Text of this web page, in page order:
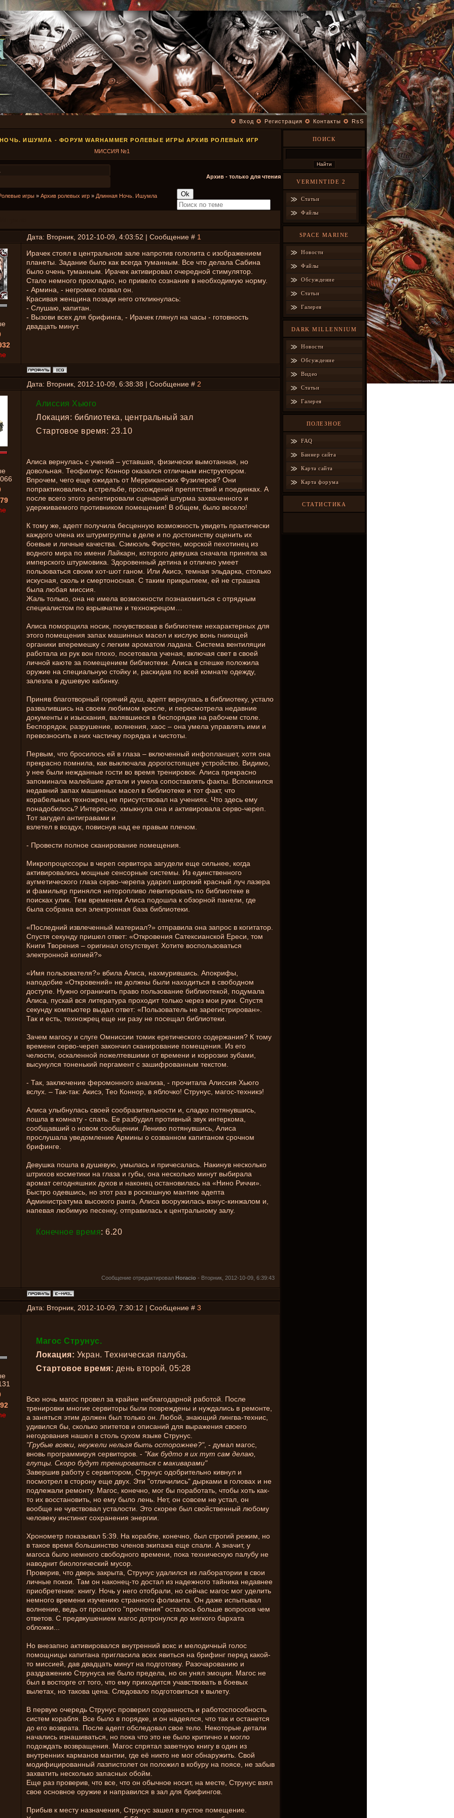
✪ Вход ✪ Регистрация ✪ Контакты ✪ RsS
ИШУМЛА - ФОРУМ WARHAMMER РОЛЕВЫЕ ИГРЫ АРХИВ РОЛЕВЫХ ИГР
МИССИЯ №1
Архив - только для чтения
игры » Архив ролевых игр » Длинная Ночь. Ишумла
Дата: Вторник, 2012-10-09, 4:03:52 | Сообщение # 1
Ирачек стоял в центральном зале напротив гололита с изображением
планеты. Задание было как всегда туманным. Все что делала Сабина
было очень туманным. Ирачек активировал очередной стимулятор.
Стало немного прохладно, но привело сознание в необходимую норму.
- Армина, - негромко позвал он.
Красивая женщина позади него откликнулась:
- Слушаю, капитан.
- Вызови всех для брифинга, - Ирачек глянул на часы - готовность
двадцать минут.
Дата: Вторник, 2012-10-09, 6:38:38 | Сообщение # 2
Алиссия Хьюго
Локация: библиотека, центральный зал
Стартовое время: 23.10
Алиса вернулась с учений – уставшая, физически вымотанная, но
довольная. Теофилиус Коннор оказался отличным инструктором.
Впрочем, чего еще ожидать от Мерриканских Фузилеров? Они
попрактиковались в стрельбе, прохождений препятствий и поединках. А
после всего этого репетировали сценарий штурма захваченного и
удерживаемого противником помещения! В общем, было весело!
К тому же, адепт получила бесценную возможность увидеть практически
каждого члена их штурмгруппы в деле и по достоинству оценить их
боевые и личные качества. Сэмюэль Фирстен, морской пехотинец из
водного мира по имени Лайкарн, которого девушка сначала приняла за
имперского штурмовика. Здоровенный детина и отлично умеет
пользоваться своим хот-шот ганом. Или Акисэ, темная эльдарка, столько
искусная, сколь и смертоносная. С таким прикрытием, ей не страшна
была любая миссия.
Жаль только, она не имела возможности познакомиться с отрядным
специалистом по взрывчатке и техножрецом…
Алиса поморщила носик, почувствовав в библиотеке нехарактерных для
этого помещения запах машинных масел и кислую вонь гниющей
органики вперемешку с легким ароматом ладана. Система вентиляции
работала из рук вон плохо, посетовала ученая, включая свет в своей
личной каюте за помещением библиотеки. Алиса в спешке положила
оружие на специальную стойку и, раскидав по всей комнате одежду,
залезла в душевую кабинку.
Приняв благотворный горячий душ, адепт вернулась в библиотеку, устало
развалившись на своем любимом кресле, и пересмотрела недавние
документы и изыскания, валявшиеся в беспорядке на рабочем столе.
Беспорядок, разрушение, волнения, хаос – она умела управлять ими и
превозносить в них частичку порядка и чистоты.
Первым, что бросилось ей в глаза – включенный инфопланшет, хотя она
прекрасно помнила, как выключала дорогостоящее устройство. Видимо,
у нее были нежданные гости во время тренировок. Алиса прекрасно
запоминала малейшие детали и умела сопоставлять факты. Вспомнился
недавний запах машинных масел в библиотеке и тот факт, что
корабельных техножрец не присутствовал на учениях. Что здесь ему
понадобилось? Интересно, хмыкнула она и активировала серво-череп.
Тот загудел антигравами и
взлетел в воздух, повиснув над ее правым плечом.
- Провести полное сканирование помещения.
Микропроцессоры в череп сервитора загудели еще сильнее, когда
активировались мощные сенсорные системы. Из единственного
аугметического глаза серво-черепа ударил широкий красный луч лазера
и фамильяр принялся неторопливо левитировать по библиотеке в
поисках улик. Тем временем Алиса подошла к обзорной панели, где
была собрана вся электронная база библиотеки.
«Последний извлеченный материал?» отправила она запрос в когитатор.
Спустя секунду пришел ответ: «Откровения Сатексианской Ереси, том
Книги Творения – оригинал отсутствует. Хотите воспользоваться
электронной копией?»
«Имя пользователя?» вбила Алиса, нахмурившись. Апокрифы,
наподобие «Откровений» не должны были находиться в свободном
доступе. Нужно ограничить право пользование библиотекой, подумала
Алиса, пускай вся литература проходит только через мои руки. Спустя
секунду компьютер выдал ответ: «Пользователь не зарегистрирован».
Так и есть, техножрец еще ни разу не посещал библиотеки.
Зачем магосу и слуге Омниссии томик еретического содержания? К тому
времени серво-череп закончил сканирование помещения. Из его
челюсти, оскаленной пожелтевшими от времени и коррозии зубами,
высунулся тоненький пергамент с зашифрованным текстом.
- Так, заключение феромонного анализа, - прочитала Алиссия Хьюго
вслух. – Так-так: Акисэ, Тео Коннор, в яблочко! Струнус, магос-техникэ!
Алиса улыбнулась своей сообразительности и, сладко потянувшись,
пошла в комнату - спать. Ее разбудил противный звук интеркома,
сообщавший о новом сообщении. Лениво потянувшись, Алиса
прослушала уведомление Армины о созванном капитаном срочном
брифинге.
Девушка пошла в душевую, умылась и причесалась. Накинув несколько
штрихов косметики на глаза и губы, она несколько минут выбирала
аромат сегодняшних духов и наконец остановилась на «Нино Риччи».
Быстро одевшись, но этот раз в роскошную мантию адепта
Администратума высокого ранга, Алиса вооружилась вэнус-кинжалом и,
напевая любимую песенку, отправилась к центральному залу.
Конечное время: 6.20
Сообщение отредактировал Horacio - Вторник, 2012-10-09, 6:39:43
Дата: Вторник, 2012-10-09, 7:30:12 | Сообщение # 3
Магос Струнус.
Локация: Укран. Техническая палуба.
Стартовое время: день второй, 05:28
Всю ночь магос провел за крайне неблагодарной работой. После
тренировки многие сервиторы были повреждены и нуждались в ремонте,
а заняться этим должен был только он. Любой, знающий лингва-технис,
удивился бы, сколько эпитетов и описаний для выражения своего
негодования нашел в столь сухом языке Струнус.
"Грубые вояки, неужели нельзя быть осторожнее?", - думал магос,
вновь программируя сервиторов. - "Как будто я их тут сам делаю,
глупцы. Скоро будут тренироваться с макиварами"
Завершив работу с сервитором, Струнус одобрительно кивнул и
посмотрел в сторону еще двух. Эти "отличились" дырками в головах и не
подлежали ремонту. Магос, конечно, мог бы поработать, чтобы хоть как-
то их восстановить, но ему было лень. Нет, он совсем не устал, он
вообще не чувствовал усталости. Это скорее был свойственный любому
человеку инстинкт сохранения энергии.
Хронометр показывал 5:39. На корабле, конечно, был строгий режим, но
в такое время большинство членов экипажа еще спали. А значит, у
магоса было немного свободного времени, пока техническую палубу не
наводнит биологический мусор.
Проверив, что дверь закрыта, Струнус удалился из лаборатории в свои
личные покои. Там он наконец-то достал из надежного тайника недавнее
приобретение: книгу. Ночь у него отобрали, но сейчас магос мог уделить
немного времени изучению странного фолианта. Он даже испытывал
волнение, ведь от прошлого "прочтения" осталось больше вопросов чем
ответов. С предвкушением магос дотронулся до мягкого бархата
обложки...
Но внезапно активировался внутренний вокс и мелодичный голос
помощницы капитана пригласила всех явиться на брифинг перед какой-
то миссией, дав двадцать минут на подготовку. Разочарованию и
раздражению Струнуса не было предела, но он унял эмоции. Магос не
был в восторге от того, что ему приходится учавствовать в боевых
вылетах, но такова цена. Следовало подготовиться к вылету.
В первую очередь Струнус проверил сохранность и работоспособность
систем корабля. Все было в порядке, и он надеялся, что так и останется
до его возврата. После адепт обследовал свое тело. Некоторые детали
начались изнашиваться, но пока что это не было критично и могло
подождать возвращения. Магос спрятал заветную книгу в один из
внутренних карманов мантии, где её никто не мог обнаружить. Свой
модифицированный лазпистолет он положил в кобуру на поясе, не забыв
захватить несколько запасных обойм.
Еще раз проверив, что все, что он обычное носит, на месте, Струнус взял
свое основное оружие и направился в зал для брифингов.
Прибыв к месту назначения, Струнус зашел в пустое помещение.
ПОИСК
VERMINTIDE 2
Статьи
Файлы
SPACE MARINE
Новости
Файлы
Обсуждение
Статьи
Галерея
DARK MILLENNIUM
Новости
Обсуждение
Видео
Статьи
Галерея
ПОЛЕЗНОЕ
FAQ
Баннер сайта
Карта сайта
Карта форума
СТАТИСТИКА